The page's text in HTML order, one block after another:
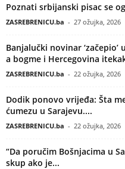
Poznati srbijanski pisac se
ZASREBRENICU.ba - 27 ožujka, 2026
Banjalučki novinar ‘začepio’
a bogme i Hercegovina
ZASREBRENICU.ba - 22 ožujka, 2026
Dodik ponovo vrijeđa: Šta
ćumezu u Sarajevu....
ZASREBRENICU.ba - 22 ožujka, 2026
“Da poručim Bošnjacima u
skup ako je...